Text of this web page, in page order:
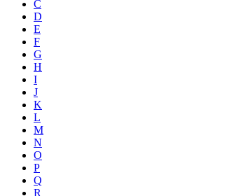
C
D
E
F
G
H
I
J
K
L
M
N
O
P
Q
R